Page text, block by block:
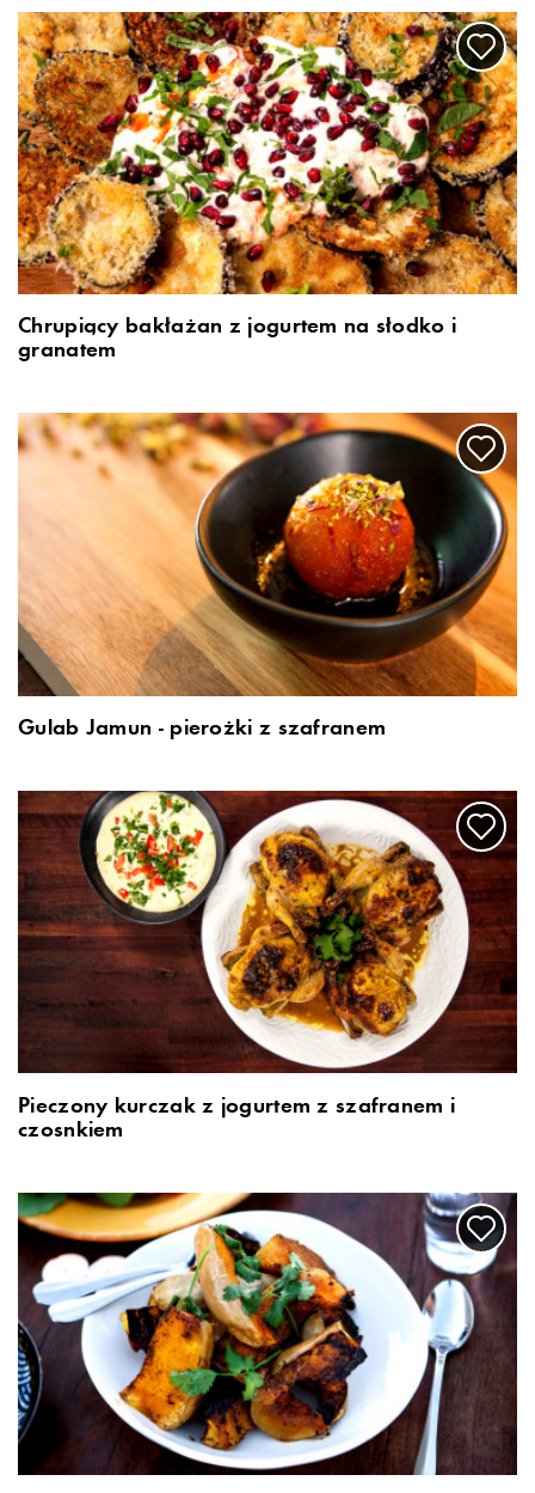
Chrupiący bakłażan z jogurtem na słodko i
granatem
Gulab Jamun - pierożki z szafranem
Pieczony kurczak z jogurtem z szafranem i
czosnkiem